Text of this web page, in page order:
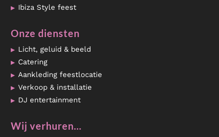
Ibiza Style feest
Onze diensten
Licht, geluid & beeld
Catering
Aankleding feestlocatie
Verkoop & installatie
DJ entertainment
Wij verhuren…